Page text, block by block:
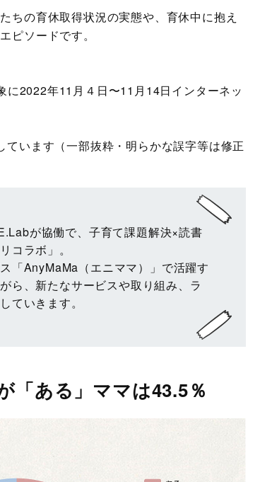
ちの育休取得状況の実態や、育休中に抱え
ピソードです。
に2022年11月４日〜11月14日インターネッ
います（一部抜粋・明らかな誤字等は修正
が協働で、子育て課題解決×読書
コラボ」。
「AnyMaMa（エニママ）」で活躍す
ら、新たなサービスや取り組み、ラ
ていきます。
「ある」ママは43.5％